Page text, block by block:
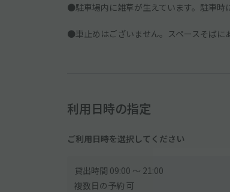
●駐車場内に雑草が生えています。駐車時
●車止めはございません。スペースそばに
利用日時の指定
ご利用日時を選択してください
貸出時間 09:00 〜 21:00
複数日の予約 可